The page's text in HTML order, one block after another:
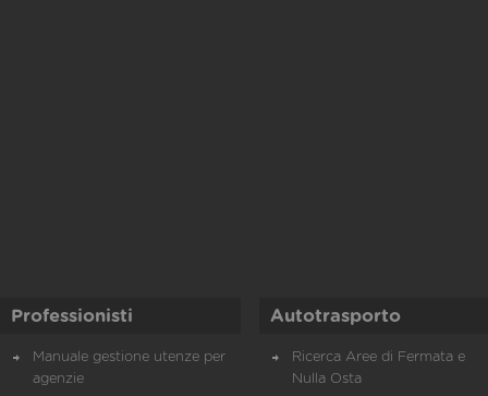
Professionisti
Manuale gestione utenze per
agenzie
Autotrasporto
Ricerca Aree di Fermata e
Nulla Osta